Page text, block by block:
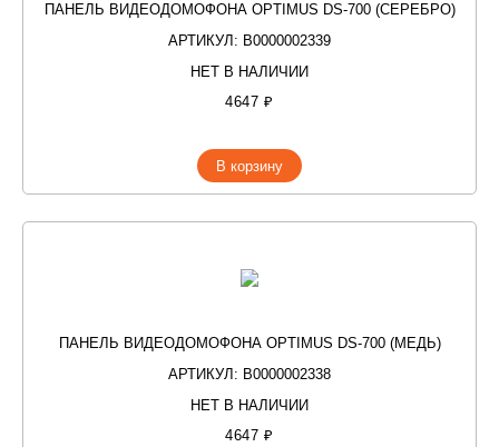
ПАНЕЛЬ ВИДЕОДОМОФОНА OPTIMUS DS-700 (СЕРЕБРО)
АРТИКУЛ: В0000002339
НЕТ В НАЛИЧИИ
4647 ₽
В корзину
ПАНЕЛЬ ВИДЕОДОМОФОНА OPTIMUS DS-700 (МЕДЬ)
АРТИКУЛ: В0000002338
НЕТ В НАЛИЧИИ
4647 ₽